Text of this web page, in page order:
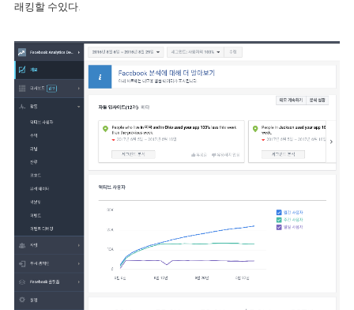
래킹할 수있다.